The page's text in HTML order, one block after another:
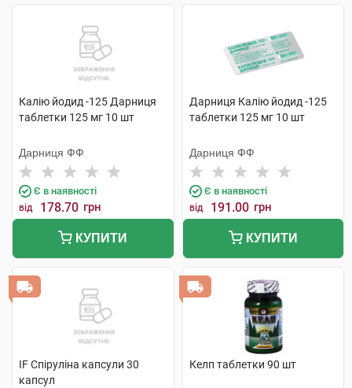
Калію йодид -125 Дарниця
таблетки 125 мг 10 шт
Дарниця ФФ
Є в наявності
від 178.70 грн
КУПИТИ
Дарниця Калію йодид -125
таблетки 125 мг 10 шт
Дарниця ФФ
Є в наявності
від 191.00 грн
КУПИТИ
IF Спіруліна капсули 30
капсул
Келп таблетки 90 шт